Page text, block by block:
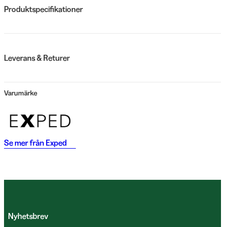
Produktspecifikationer
Leverans & Returer
Varumärke
Se mer från Exped
Nyhetsbrev